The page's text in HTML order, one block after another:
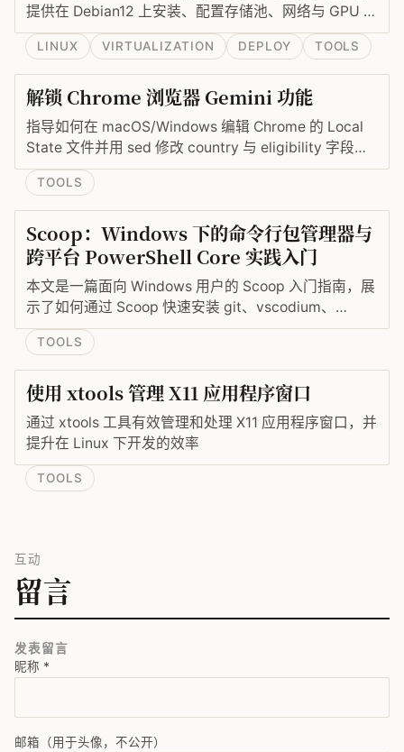
提供在 Debian12 上安装、配置存储池、网络与 GPU 支
持的实操命令。
LINUX VIRTUALIZATION DEPLOY TOOLS
解锁 Chrome 浏览器 Gemini 功能
指导如何在 macOS/Windows 编辑 Chrome 的 Local
State 文件并用 sed 修改 country 与 eligibility 字段，
以解锁 Gemini 功能（需美区账号与美区 IP）。
TOOLS
Scoop：Windows 下的命令行包管理器与
跨平台 PowerShell Core 实践入门
本文是一篇面向 Windows 用户的 Scoop 入门指南，展
示了如何通过 Scoop 快速安装 git、vscodium、
OpenJDK 等开发工具，并引入 PowerShell Core 作为
现代化的跨平台终端，帮助程序员统一命令行体验。
TOOLS
使用 xtools 管理 X11 应用程序窗口
通过 xtools 工具有效管理和处理 X11 应用程序窗口，并
提升在 Linux 下开发的效率
TOOLS
互动
留言
发表留言
昵称 *
邮箱（用于头像，不公开）